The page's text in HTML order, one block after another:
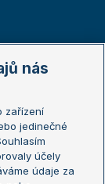
nás
zařízení
jedinečné
účely
údaje za